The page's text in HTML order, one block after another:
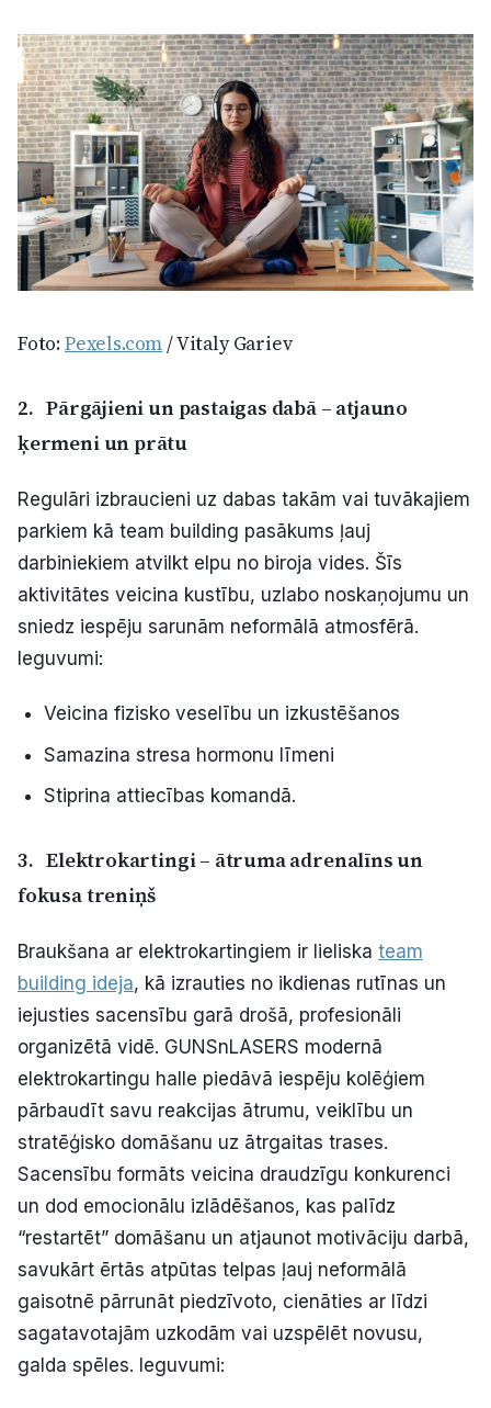
Foto:Pexels.com/ Vitaly Gariev
2.Pārgājieni un pastaigas dabā – atjauno
ķermeni un prātu
Regulāri izbraucieni uz dabas takām vai tuvākajiem
parkiem kā team building pasākums ļauj
darbiniekiem atvilkt elpu no biroja vides. Šīs
aktivitātes veicina kustību, uzlabo noskaņojumu un
sniedz iespēju sarunām neformālā atmosfērā.
Ieguvumi:
Veicina fizisko veselību un izkustēšanos
Samazina stresa hormonu līmeni
Stiprina attiecības komandā.
3.Elektrokartingi – ātruma adrenalīns un
fokusa treniņš
Braukšana ar elektrokartingiem ir lieliska team
building ideja, kā izrauties no ikdienas rutīnas un
iejusties sacensību garā drošā, profesionāli
organizētā vidē. GUNSnLASERS modernā
elektrokartingu halle piedāvā iespēju kolēģiem
pārbaudīt savu reakcijas ātrumu, veiklību un
stratēģisko domāšanu uz ātrgaitas trases.
Sacensību formāts veicina draudzīgu konkurenci
un dod emocionālu izlādēšanos, kas palīdz
“restartēt” domāšanu un atjaunot motivāciju darbā,
savukārt ērtās atpūtas telpas ļauj neformālā
gaisotnē pārrunāt piedzīvoto, cienāties ar līdzi
sagatavotajām uzkodām vai uzspēlēt novusu,
galda spēles. Ieguvumi: